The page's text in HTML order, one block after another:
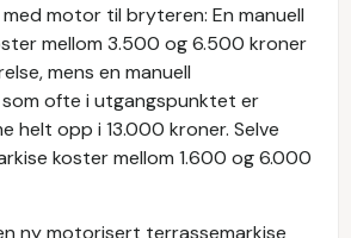
motor til bryteren: En manuell
mellom 3.500 og 6.500 kroner
mens en manuell
ofte i utgangspunktet er
helt opp i 13.000 kroner. Selve
koster mellom 1.600 og 6.000
ny motorisert terrassemarkise